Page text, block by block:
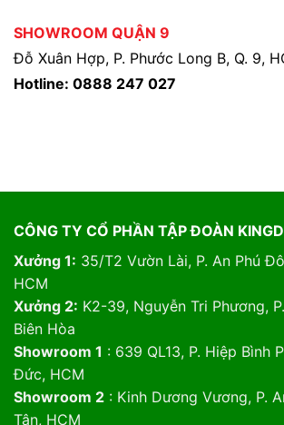
SHOWROOM QUẬN 9
Đỗ Xuân Hợp, P. Phước Long B, Q. 9,
Hotline: 0888 247 027
CÔNG TY CỔ PHẦN TẬP ĐOÀN
Xưởng 1: 35/T2 Vườn Lài, P. An Phú
HCM
Xưởng 2: K2-39, Nguyễn Tri Phương,
Biên Hòa
Showroom 1 : 639 QL13, P. Hiệp Bình
Đức, HCM
Showroom 2: Kinh Dương Vương, P.
Tân, HCM